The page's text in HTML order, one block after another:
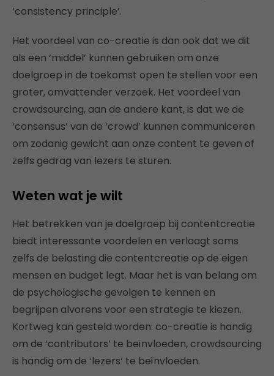
‘consistency principle’.
Het voordeel van co-creatie is dan ook dat we dit
als een ‘middel’ kunnen gebruiken om onze
doelgroep in de toekomst open te stellen voor een
groter, omvattender verzoek. Het voordeel van
crowdsourcing, aan de andere kant, is dat we de
‘consensus’ van de ‘crowd’ kunnen communiceren
om zodanig gewicht aan onze content te geven of
zelfs gedrag van lezers te sturen.
Weten wat je wilt
Het betrekken van je doelgroep bij contentcreatie
biedt interessante voordelen en verlaagt soms
zelfs de belasting die contentcreatie op de eigen
mensen en budget legt. Maar het is van belang om
de psychologische gevolgen te kennen en
begrijpen alvorens voor een strategie te kiezen.
Kortweg kan gesteld worden: co-creatie is handig
om de ‘contributors’ te beïnvloeden, crowdsourcing
is handig om de ‘lezers’ te beïnvloeden.